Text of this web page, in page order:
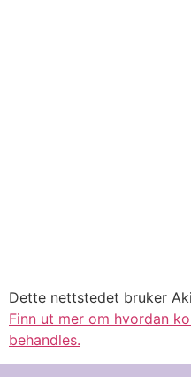
Dette nettstedet bruker
Finn ut mer om hvordan
behandles.